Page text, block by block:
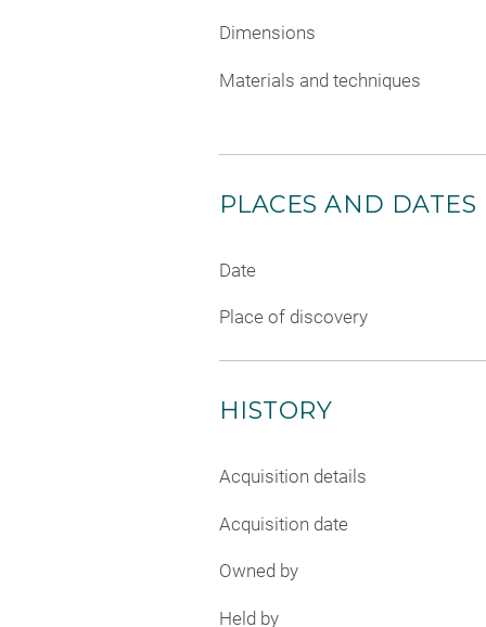
Dimensions
Materials and techniques
PLACES AND DATES
Date
Place of discovery
HISTORY
Acquisition details
Acquisition date
Owned by
Held by